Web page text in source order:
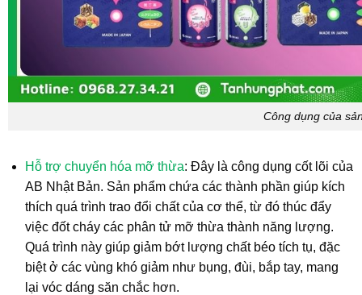
Công dụng của
Hỗ trợ chuyển hóa mỡ thừa: Đây là công dụng cốt lõi của
AB Nhật Bản. Sản phẩm chứa các thành phần giúp kích
thích quá trình trao đổi chất của cơ thể, từ đó thúc đẩy
việc đốt cháy các phân tử mỡ thừa thành năng lượng.
Quá trình này giúp giảm bớt lượng chất béo tích tụ, đặc
biệt ở các vùng khó giảm như bụng, đùi, bắp tay, mang
lại vóc dáng săn chắc hơn.